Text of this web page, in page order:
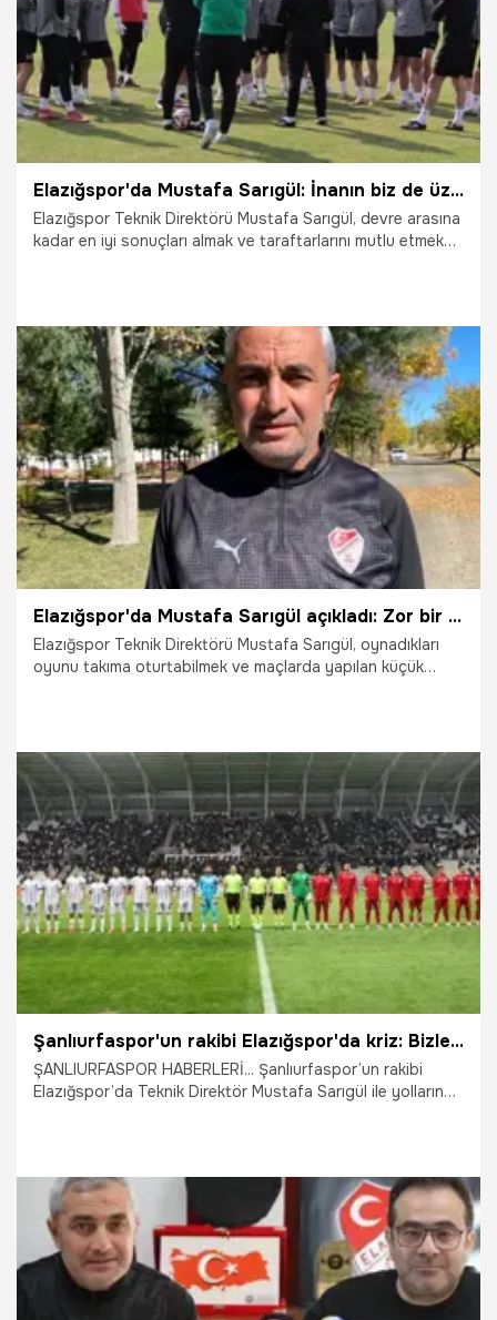
Elazığspor'da Mustafa Sarıgül: İnanın biz de üzgünüz
Elazığspor Teknik Direktörü Mustafa Sarıgül, devre arasına
kadar en iyi sonuçları almak ve taraftarlarını mutlu etmek
6.11.2025 Şampiy10
Elazığspor'da Mustafa Sarıgül açıkladı: Zor bir süreçten geçeceğiz
Elazığspor Teknik Direktörü Mustafa Sarıgül, oynadıkları
oyunu takıma oturtabilmek ve maçlarda yapılan küçük
30.10.2025 Şampiy10
Şanlıurfaspor'un rakibi Elazığspor'da kriz: Bizlere yakışmaz
ŞANLIURFASPOR HABERLERİ... Şanlıurfaspor’un rakibi
Elazığspor’da Teknik Direktör Mustafa Sarıgül ile yolların
30.10.2025 Şanlıurfa